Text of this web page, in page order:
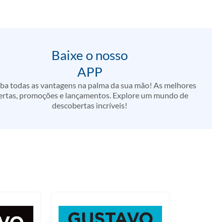
Baixe o nosso
APP
todas as vantagens na palma da sua mão! As melhores
promoções e lançamentos. Explore um mundo de
descobertas incríveis!